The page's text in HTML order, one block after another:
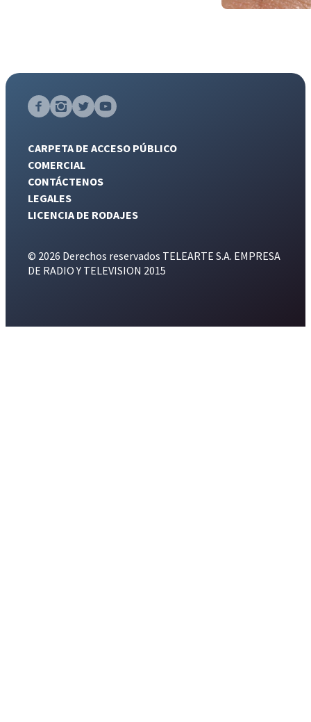
CARPETA DE ACCESO PÚBLICO
COMERCIAL
CONTÁCTENOS
LEGALES
LICENCIA DE RODAJES
© 2026 Derechos reservados TELEARTE S.A. EMPRESA
DE RADIO Y TELEVISION 2015